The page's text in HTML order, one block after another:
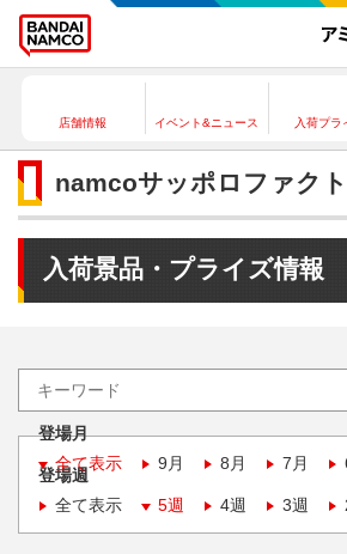
店舗情報 イベント&ニュース 入荷プラ
namcoサッポロファク
入荷景品・プライズ情報
登場月
全て表示
9月 8月 7月
登場週
全て表示
5週 4週 3週